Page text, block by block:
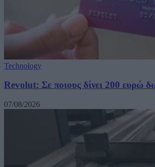
Technology
Revolut: Σε ποιους δίνει 200 ευρώ
07/08/2026